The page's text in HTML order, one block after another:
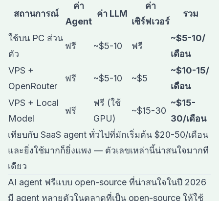
สถานการณ์
ค่า
Agent
ค่า LLM
ค่า
เซิร์ฟเวอร์
รวม
ใช้บน PC ส่วน
ตัว
ฟรี ~$5-10 ฟรี
~$5-10/
เดือน
VPS +
OpenRouter
ฟรี ~$5-10 ~$5
~$10-15/
เดือน
VPS + Local
Model
ฟรี
ฟรี (ใช้
GPU)
~$15-30
~$15-
30/เดือน
เทียบกับ SaaS agent ทั่วไปที่มักเริ่มต้น $20-50/เดือน
และยิ่งใช้มากก็ยิ่งแพง — ตัวเลขเหล่านี้น่าสนใจมากที
เดียว
AI agent ฟรีแบบ open-source ที่น่าสนใจในปี 2026
มี agent หลายตัวในตลาดที่เป็น open-source ให้ใช้